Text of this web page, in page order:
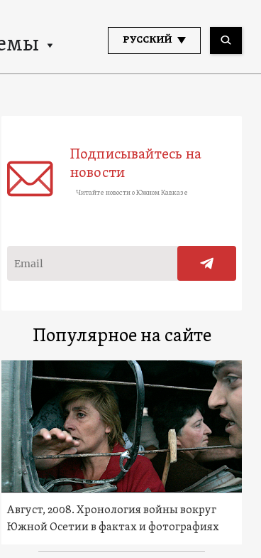
РУССКИЙ
Подписывайтесь на
новости
Читайте новости о Южном Кавказе
Популярное на сайте
Август, 2008. Хронология войны вокруг
Южной Осетии в фактах и фотографиях